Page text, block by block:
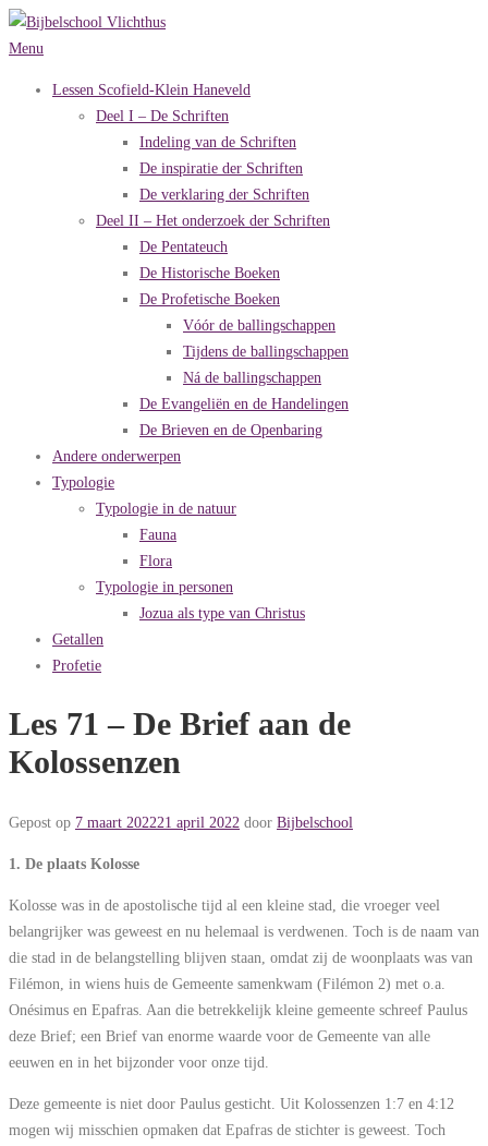
Ga
naar
Menu
Lessen Scofield-Klein Haneveld
Deel I – De Schriften
Indeling van de Schriften
De inspiratie der Schriften
De verklaring der Schriften
Deel II – Het onderzoek der Schriften
De Pentateuch
De Historische Boeken
De Profetische Boeken
Vóór de ballingschappen
Tijdens de ballingschappen
Ná de ballingschappen
De Evangeliën en de Handelingen
De Brieven en de Openbaring
Andere onderwerpen
Typologie
Typologie in de natuur
Fauna
Flora
Typologie in personen
Jozua als type van Christus
Getallen
Profetie
Les 71 – De Brief aan de
Kolossenzen
Gepost op 7 maart 202221 april 2022 door Bijbelschool
1. De plaats Kolosse
Kolosse was in de apostolische tijd al een kleine stad, die vroeger veel
belangrijker was geweest en nu helemaal is verdwenen. Toch is de naam van
die stad in de belangstelling blijven staan, omdat zij de woonplaats was van
Filémon, in wiens huis de Gemeente samenkwam (Filémon 2) met o.a.
Onésimus en Epafras. Aan die betrekkelijk kleine gemeente schreef Paulus
deze Brief; een Brief van enorme waarde voor de Gemeente van alle
eeuwen en in het bijzonder voor onze tijd.
Deze gemeente is niet door Paulus gesticht. Uit Kolossenzen 1:7 en 4:12
mogen wij misschien opmaken dat Epafras de stichter is geweest. Toch